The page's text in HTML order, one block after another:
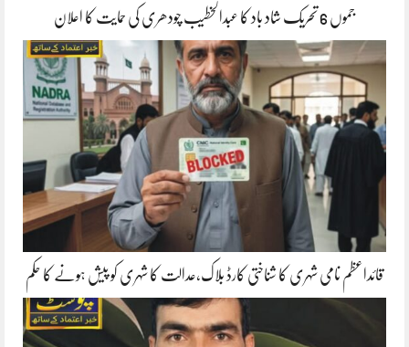
جموں 6 تحریک شاد باد کا عبدالخطیب چودھری کی حمایت کا اعلان
قائداعظم نامی شہری کا شناختی کارڈ بلاک،عدالت کا شہری کو پیش ہونے کا حکم